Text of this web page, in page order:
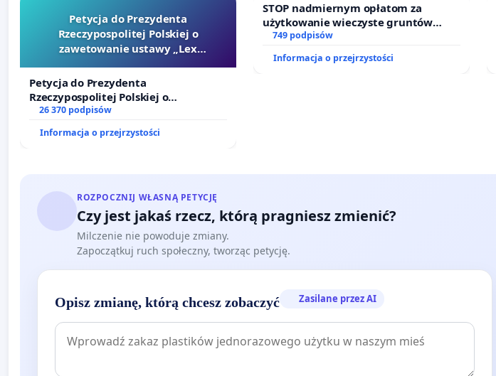
Petycja do Prezydenta
Rzeczypospolitej Polskiej o
zawetowanie ustawy „Lex
Petycja do Prezydenta
Rzeczypospolitej Polskiej o
zawetowanie ustawy „Lex Szarlatan”
26 370 podpisów
Informacja o przejrzystości
STOP nadmiernym opłatom za
użytkowanie wieczyste gruntów
zajmowanych przez rodzinne ogrody
działkowe.
749 podpisów
Informacja o przejrzystości
ROZPOCZNIJ WŁASNĄ PETYCJĘ
Czy jest jakaś rzecz, którą pragniesz zmienić?
Milczenie nie powoduje zmiany.
Zapoczątkuj ruch społeczny, tworząc petycję.
Opisz zmianę, którą chcesz zobaczyć Zasilane przez AI